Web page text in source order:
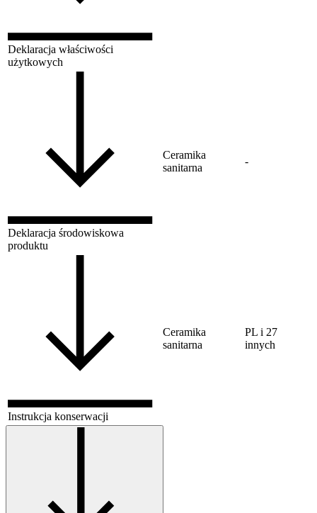
Deklaracja właściwości
użytkowych
Deklaracja środowiskowa
produktu
Ceramika
sanitarna
-
Instrukcja konserwacji
Ceramika
sanitarna
PL i 27
innych